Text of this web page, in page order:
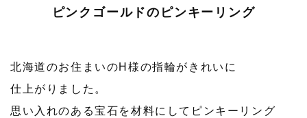
ピンクゴールドのピンキーリング
北海道のお住まいのH様の指輪がきれいに
仕上がりました。
思い入れのある宝石を材料にしてピンキーリング